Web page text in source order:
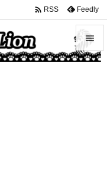


 RSS Feedly